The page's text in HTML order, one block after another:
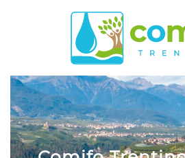
Skip to main content